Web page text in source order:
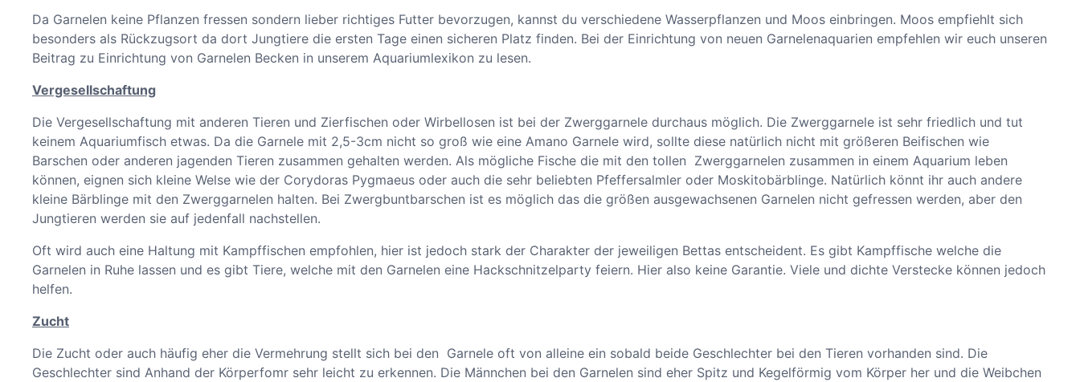
i
i
n
g
e
Da Garnelen keine Pflanzen fressen sondern lieber richtiges Futter bevorzugen, kannst du verschiedene Wasserpflanzen und Moos einbringen. Moos empfiehlt sich
besonders als Rückzugsort da dort Jungtiere die ersten Tage einen sicheren Platz finden. Bei der Einrichtung von neuen Garnelenaquarien empfehlen wir euch unseren
Beitrag zu Einrichtung von Garnelen Becken in unserem Aquariumlexikon zu lesen.
Vergesellschaftung
Die Vergesellschaftung mit anderen Tieren und Zierfischen oder Wirbellosen ist bei der Zwerggarnele durchaus möglich. Die Zwerggarnele ist sehr friedlich und tut
keinem Aquariumfisch etwas. Da die Garnele mit 2,5-3cm nicht so groß wie eine Amano Garnele wird, sollte diese natürlich nicht mit größeren Beifischen wie
Barschen oder anderen jagenden Tieren zusammen gehalten werden. Als mögliche Fische die mit den tollen Zwerggarnelen zusammen in einem Aquarium leben
können, eignen sich kleine Welse wie der Corydoras Pygmaeus oder auch die sehr beliebten Pfeffersalmler oder Moskitobärblinge. Natürlich könnt ihr auch andere
kleine Bärblinge mit den Zwerggarnelen halten. Bei Zwergbuntbarschen ist es möglich das die größen ausgewachsenen Garnelen nicht gefressen werden, aber den
Jungtieren werden sie auf jedenfall nachstellen.
Oft wird auch eine Haltung mit Kampffischen empfohlen, hier ist jedoch stark der Charakter der jeweiligen Bettas entscheident. Es gibt Kampffische welche die
Garnelen in Ruhe lassen und es gibt Tiere, welche mit den Garnelen eine Hackschnitzelparty feiern. Hier also keine Garantie. Viele und dichte Verstecke können jedoch
helfen.
Zucht
Die Zucht oder auch häufig eher die Vermehrung stellt sich bei den Garnele oft von alleine ein sobald beide Geschlechter bei den Tieren vorhanden sind. Die
Geschlechter sind Anhand der Körperfomr sehr leicht zu erkennen. Die Männchen bei den Garnelen sind eher Spitz und Kegelförmig vom Körper her und die Weibchen